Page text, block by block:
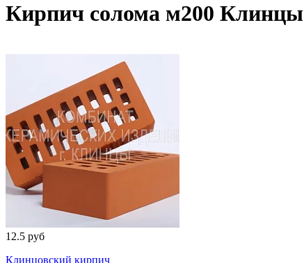
Кирпич солома м200 Клинцы
12.5 руб
Клинцовский кирпич